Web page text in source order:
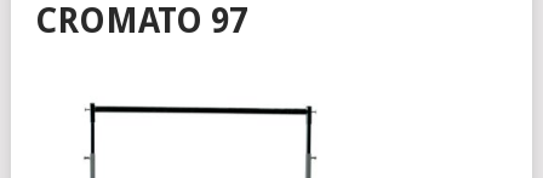
CROMATO 97